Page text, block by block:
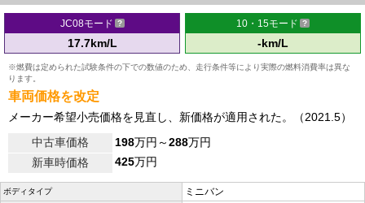
JC08モード
17.7km/L
10・15モード
-km/L
※燃費は定められた試験条件の下での数値のため、走行条件等により実際の燃料消費率は異な
ります。
車両価格を改定
メーカー希望小売価格を見直し、新価格が適用された。（2021.5）
中古車価格
198万円～288万円
新車時価格
425万円
ボディタイプ ミニバン